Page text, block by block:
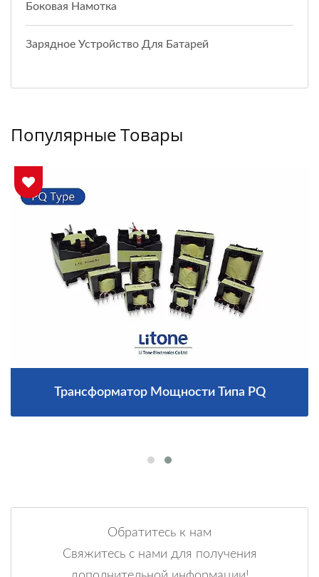
Боковая Намотка
Зарядное Устройство Для Батарей
Популярные Товары
Трансформатор Мощности Типа PQ
Обратитесь к нам
Свяжитесь с нами для получения